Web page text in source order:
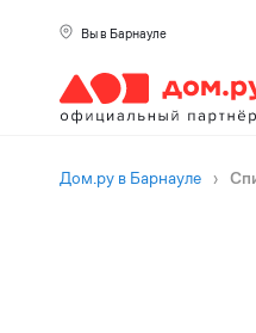
Вы в Барнауле
Дом.ру в Барнауле ›